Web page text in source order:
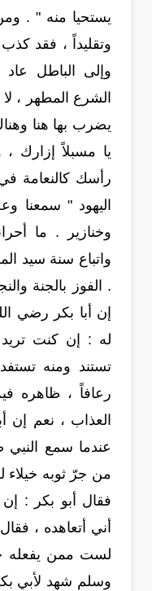
يستحيا منه " .
وتقليداً ، فقد
وإلى الباطل عاد
الشرع المطهر ، لا
يضرب بها هنا
يا مسبلاً إزارك
رأسك كالنعامة
اليهود " سمعنا
وخنازير . ما
واتباع سنة سيد
. الفوز بالجنة
إن أبا بكر رضي
له : إن كنت تريد
تستند ومنه
رعافاً ، ظاهره
العذاب ، نعم إن
عندما سمع
من جرّ ثوبه خيلاء
فقال أبو بكر :
أني أتعاهده ،
لست ممن يفعله
وسلم شهد لأبي